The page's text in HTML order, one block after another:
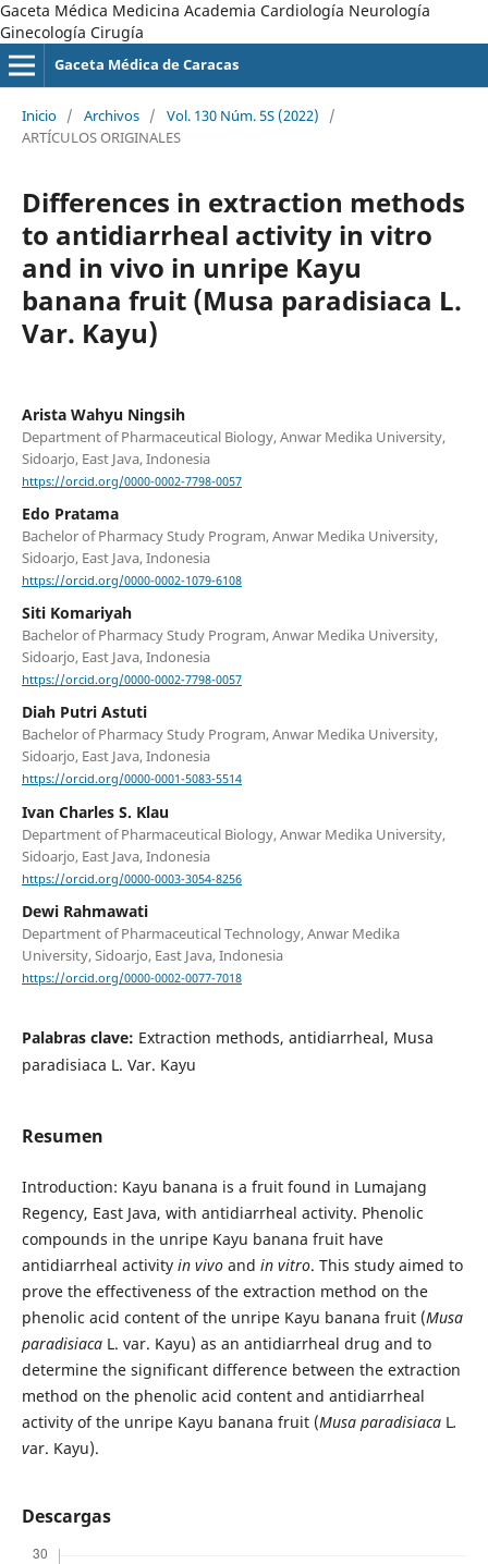
Gaceta Médica Medicina Academia Cardiología Neurología
Ginecología Cirugía
Gaceta Médica de Caracas
Inicio / Archivos / Vol. 130 Núm. 5S (2022)
/
ARTÍCULOS ORIGINALES
Differences in extraction methods
to antidiarrheal activity in vitro
and in vivo in unripe Kayu
banana fruit (Musa paradisiaca L.
Var. Kayu)
Arista Wahyu Ningsih
Department of Pharmaceutical Biology, Anwar Medika University,
Sidoarjo, East Java, Indonesia
https://orcid.org/0000-0002-7798-0057
Edo Pratama
Bachelor of Pharmacy Study Program, Anwar Medika University,
Sidoarjo, East Java, Indonesia
https://orcid.org/0000-0002-1079-6108
Siti Komariyah
Bachelor of Pharmacy Study Program, Anwar Medika University,
Sidoarjo, East Java, Indonesia
https://orcid.org/0000-0002-7798-0057
Diah Putri Astuti
Bachelor of Pharmacy Study Program, Anwar Medika University,
Sidoarjo, East Java, Indonesia
https://orcid.org/0000-0001-5083-5514
Ivan Charles S. Klau
Department of Pharmaceutical Biology, Anwar Medika University,
Sidoarjo, East Java, Indonesia
https://orcid.org/0000-0003-3054-8256
Dewi Rahmawati
Department of Pharmaceutical Technology, Anwar Medika
University, Sidoarjo, East Java, Indonesia
https://orcid.org/0000-0002-0077-7018
Palabras clave: Extraction methods, antidiarrheal, Musa
paradisiaca L. Var. Kayu
Resumen
Introduction: Kayu banana is a fruit found in Lumajang
Regency, East Java, with antidiarrheal activity. Phenolic
compounds in the unripe Kayu banana fruit have
antidiarrheal activityin vivoand in vitro. This study aimed to
prove the effectiveness of the extraction method on the
phenolic acid content of the unripe Kayu banana fruit (Musa
paradisiacaL. var. Kayu) as an antidiarrheal drug and to
determine the significant difference between the extraction
method on the phenolic acid content and antidiarrheal
activity of the unripe Kayu banana fruit (Musa paradisiaca L.
var. Kayu).
Descargas